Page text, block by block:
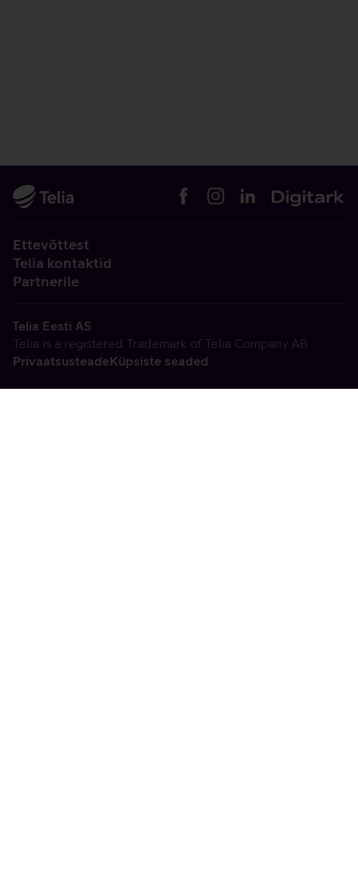
Ettevõttest
Telia kontaktid
Partnerile
Telia Eesti AS
Telia is a registered Trademark of Telia Company AB
PrivaatsusteadeKüpsiste seaded